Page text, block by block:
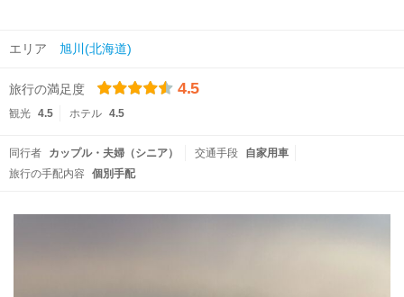
エリア 旭川(北海道)
旅行の満足度 4.5
観光 4.5 ホテル 4.5
同行者 カップル・夫婦（シニア） 交通手段
自家用車
旅行の手配内容
個別手配